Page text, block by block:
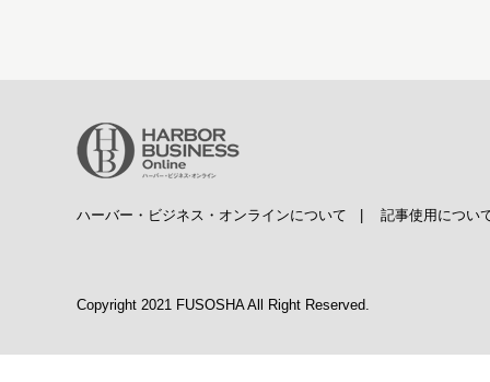
ハーバー・ビジネス・オンラインについて | 記事使用につい
Copyright 2021 FUSOSHA All Right Reserved.